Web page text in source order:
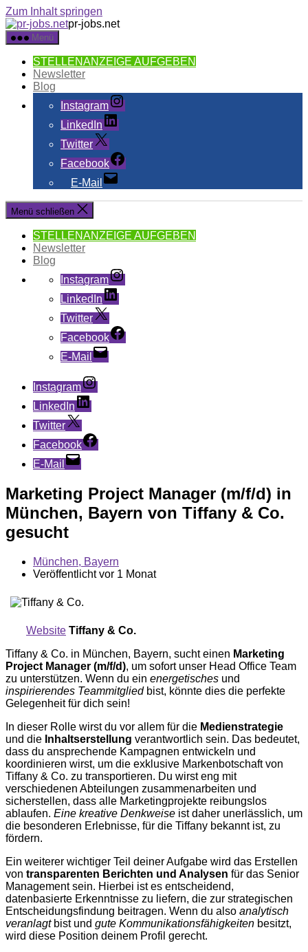
Zum Inhalt springen
pr-jobs.net
Menü
STELLENANZEIGE AUFGEBEN
Newsletter
Blog
Instagram
LinkedIn
Twitter
Facebook
E-Mail
Menü schließen
STELLENANZEIGE AUFGEBEN
Newsletter
Blog
Instagram
LinkedIn
Twitter
Facebook
E-Mail
Instagram
LinkedIn
Twitter
Facebook
E-Mail
Marketing Project Manager (m/f/d) in
München, Bayern von Tiffany & Co.
gesucht
München, Bayern
Veröffentlicht vor 1 Monat
Website Tiffany & Co.
Tiffany & Co. in München, Bayern, sucht einen Marketing
Project Manager (m/f/d), um sofort unser Head Office Team
zu unterstützen. Wenn du ein energetisches und
inspirierendes Teammitgliedbist, könnte dies die perfekte
Gelegenheit für dich sein!
In dieser Rolle wirst du vor allem für die Medienstrategie
und die Inhaltserstellung verantwortlich sein. Das bedeutet,
dass du ansprechende Kampagnen entwickeln und
koordinieren wirst, um die exklusive Markenbotschaft von
Tiffany & Co. zu transportieren. Du wirst eng mit
verschiedenen Abteilungen zusammenarbeiten und
sicherstellen, dass alle Marketingprojekte reibungslos
ablaufen. Eine kreative Denkweise ist daher unerlässlich, um
die besonderen Erlebnisse, für die Tiffany bekannt ist, zu
fördern.
Ein weiterer wichtiger Teil deiner Aufgabe wird das Erstellen
von transparenten Berichten und Analysen für das Senior
Management sein. Hierbei ist es entscheidend,
datenbasierte Erkenntnisse zu liefern, die zur strategischen
Entscheidungsfindung beitragen. Wenn du also analytisch
veranlagtbist und gute Kommunikationsfähigkeiten besitzt,
wird diese Position deinem Profil gerecht.